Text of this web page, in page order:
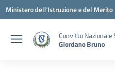
Vai ai contenuti
Vai al menu di navigazione
Vai al footer
Ministero dell'Istruzione e del Merito
Convitto Nazionale
Giordano Bruno